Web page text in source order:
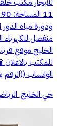
منفصل للكهرباء
الخليج موقع
للمكتب
الواتساب
حي الخليج,